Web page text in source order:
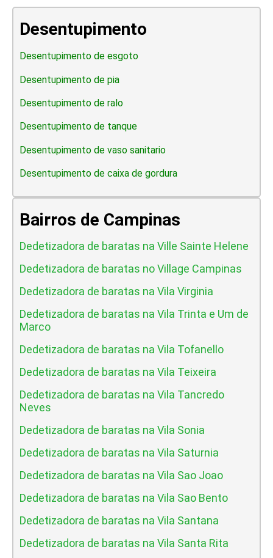
Desentupimento
Desentupimento de esgoto
Desentupimento de pia
Desentupimento de ralo
Desentupimento de tanque
Desentupimento de vaso sanitario
Desentupimento de caixa de gordura
Bairros de Campinas
Dedetizadora de baratas na Ville Sainte Helene
Dedetizadora de baratas no Village Campinas
Dedetizadora de baratas na Vila Virginia
Dedetizadora de baratas na Vila Trinta e Um de
Marco
Dedetizadora de baratas na Vila Tofanello
Dedetizadora de baratas na Vila Teixeira
Dedetizadora de baratas na Vila Tancredo
Neves
Dedetizadora de baratas na Vila Sonia
Dedetizadora de baratas na Vila Saturnia
Dedetizadora de baratas na Vila Sao Joao
Dedetizadora de baratas na Vila Sao Bento
Dedetizadora de baratas na Vila Santana
Dedetizadora de baratas na Vila Santa Rita